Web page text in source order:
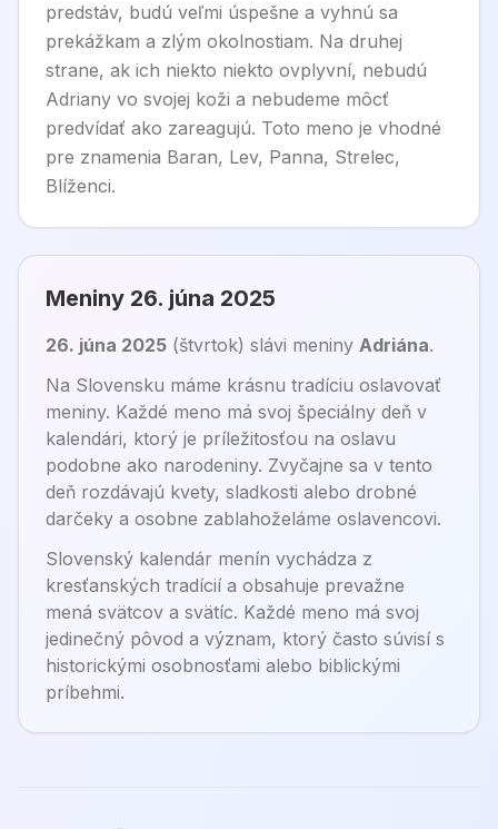
predstáv, budú veľmi úspešne a vyhnú sa
prekážkam a zlým okolnostiam. Na druhej
strane, ak ich niekto niekto ovplyvní, nebudú
Adriany vo svojej koži a nebudeme môcť
predvídať ako zareagujú. Toto meno je vhodné
pre znamenia Baran, Lev, Panna, Strelec,
Blíženci.
Meniny 26. júna 2025
26. júna 2025 (štvrtok) slávi meniny Adriána.
Na Slovensku máme krásnu tradíciu oslavovať
meniny. Každé meno má svoj špeciálny deň v
kalendári, ktorý je príležitosťou na oslavu
podobne ako narodeniny. Zvyčajne sa v tento
deň rozdávajú kvety, sladkosti alebo drobné
darčeky a osobne zablahoželáme oslavencovi.
Slovenský kalendár menín vychádza z
kresťanských tradícií a obsahuje prevažne
mená svätcov a svätíc. Každé meno má svoj
jedinečný pôvod a význam, ktorý často súvisí s
historickými osobnosťami alebo biblickými
príbehmi.